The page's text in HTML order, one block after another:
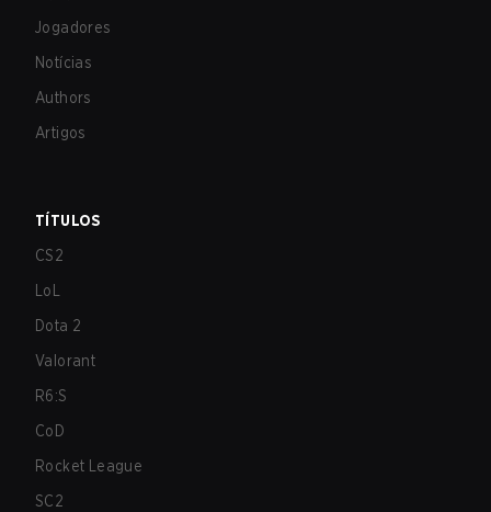
Jogadores
Notícias
Authors
Artigos
TÍTULOS
CS2
LoL
Dota 2
Valorant
R6:S
CoD
Rocket League
SC2